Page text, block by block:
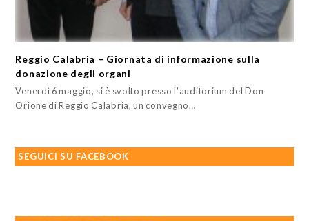
Reggio Calabria – Giornata di informazione sulla
donazione degli organi
Venerdì 6 maggio, si è svolto presso l’auditorium del Don
Orione di Reggio Calabria, un convegno…
SEGUICI SU FACEBOOK